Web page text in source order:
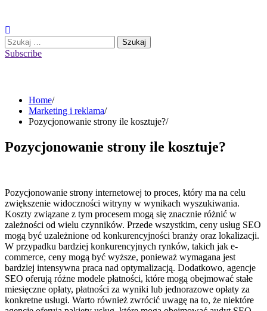
content
Szukaj:
Subscribe
Home
Marketing i reklama
Pozycjonowanie strony ile kosztuje?
Pozycjonowanie strony ile kosztuje?
Pozycjonowanie strony internetowej to proces, który ma na celu
zwiększenie widoczności witryny w wynikach wyszukiwania.
Koszty związane z tym procesem mogą się znacznie różnić w
zależności od wielu czynników. Przede wszystkim, ceny usług SEO
mogą być uzależnione od konkurencyjności branży oraz lokalizacji.
W przypadku bardziej konkurencyjnych rynków, takich jak e-
commerce, ceny mogą być wyższe, ponieważ wymagana jest
bardziej intensywna praca nad optymalizacją. Dodatkowo, agencje
SEO oferują różne modele płatności, które mogą obejmować stałe
miesięczne opłaty, płatności za wyniki lub jednorazowe opłaty za
konkretne usługi. Warto również zwrócić uwagę na to, że niektóre